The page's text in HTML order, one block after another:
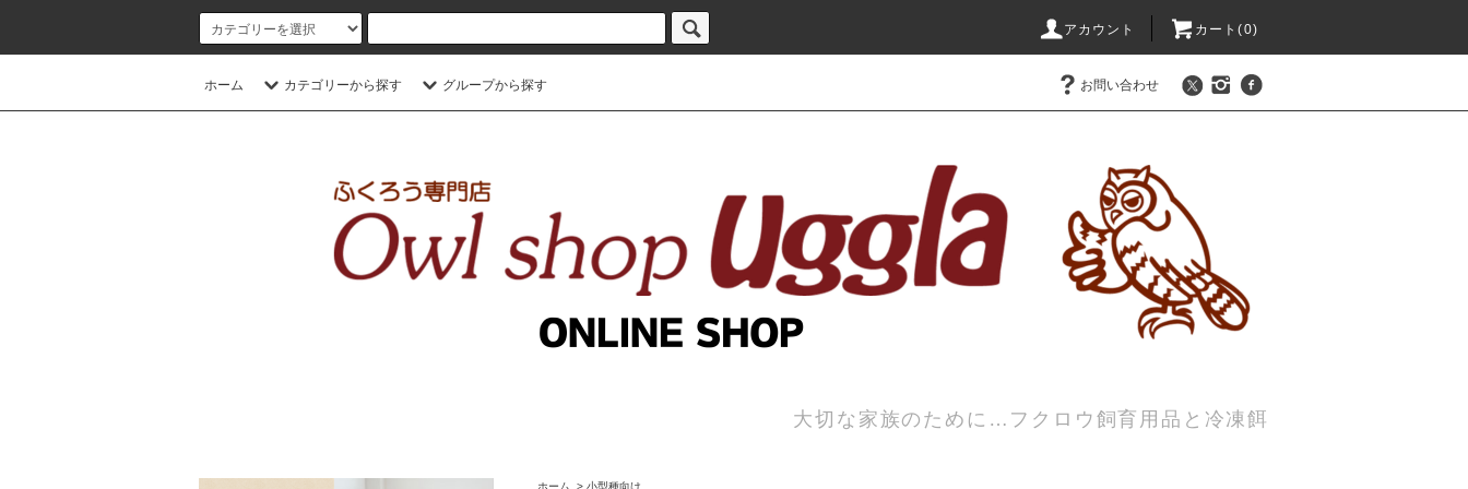
アカウント カート(0)
ホーム カテゴリーから探す グループから探す お問い合わせ
大切な家族のために…フクロウ飼育用品と冷凍餌
ホーム > 小型種向け